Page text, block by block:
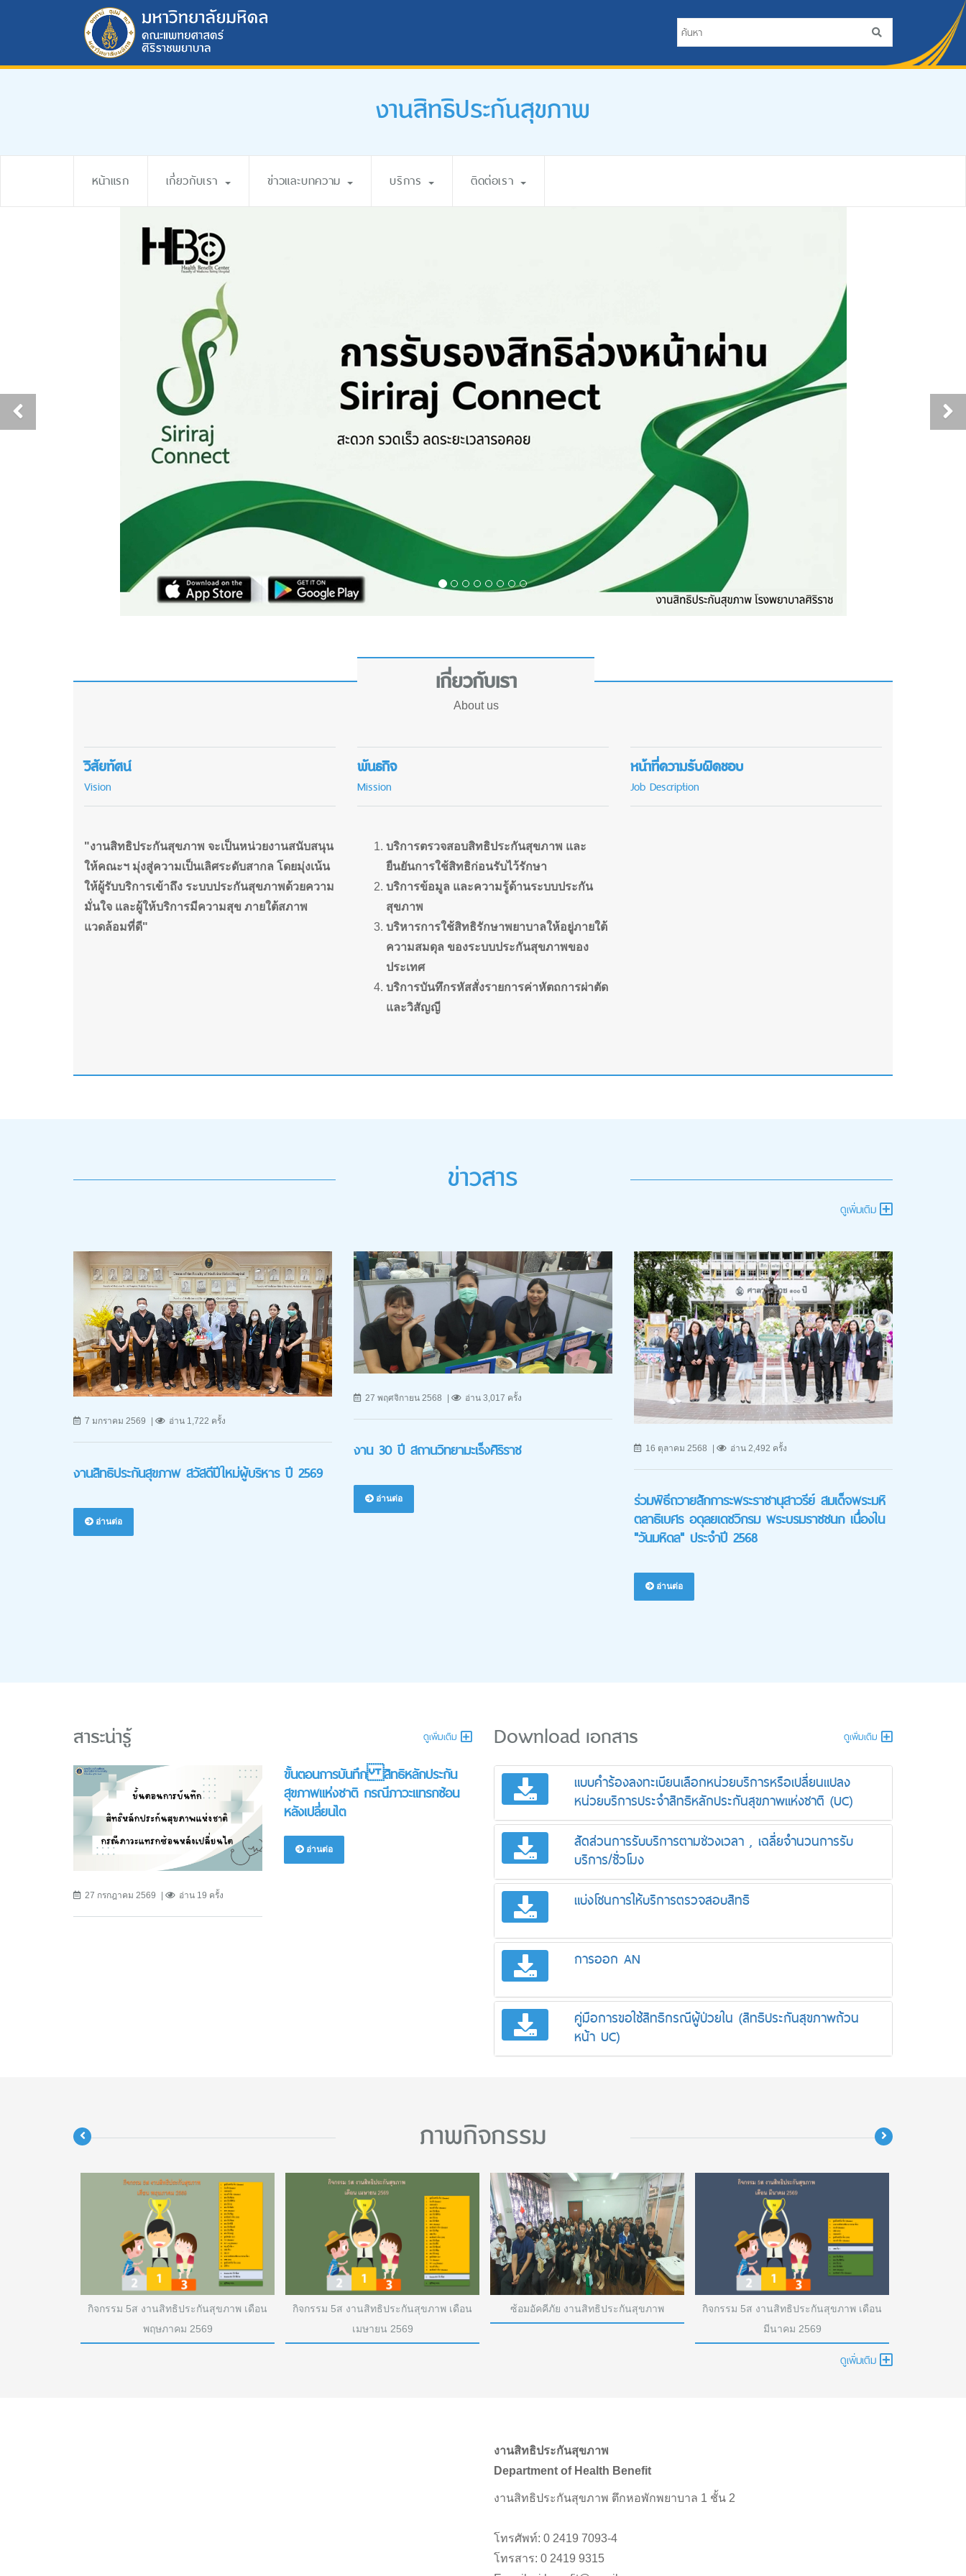
งานสิทธิประกันสุขภาพ
หน้าแรก เกี่ยวกับเรา ข่าวและบทความ บริการ ติดต่อเรา
เกี่ยวกับเรา
About us
วิสัยทัศน์
Vision
"งานสิทธิประกันสุขภาพ จะเป็นหน่วยงานสนับสนุน
ให้คณะฯ มุ่งสู่ความเป็นเลิศระดับสากล โดยมุ่งเน้น
ให้ผู้รับบริการเข้าถึง ระบบประกันสุขภาพด้วยความ
มั่นใจ และผู้ให้บริการมีความสุข ภายใต้สภาพ
แวดล้อมที่ดี"
พันธกิจ
Mission
บริการตรวจสอบสิทธิประกันสุขภาพ และ
ยืนยันการใช้สิทธิก่อนรับไว้รักษา
บริการข้อมูล และความรู้ด้านระบบประกัน
สุขภาพ
บริหารการใช้สิทธิรักษาพยาบาลให้อยู่ภายใต้
ความสมดุล ของระบบประกันสุขภาพของ
ประเทศ
บริการบันทึกรหัสสั่งรายการค่าหัตถการผ่าตัด
และวิสัญญี
หน้าที่ความรับผิดชอบ
Job Description
ข่าวสาร
ดูเพิ่มเติม
7 มกราคม 2569 อ่าน 1,722 ครั้ง
งานสิทธิประกันสุขภาพ สวัสดีปีใหม่ผู้บริหาร ปี 2569
อ่านต่อ
27 พฤศจิกายน 2568 อ่าน 3,017 ครั้ง
งาน 30 ปี สถานวิทยามะเร็งศิริราช
อ่านต่อ
16 ตุลาคม 2568 อ่าน 2,492 ครั้ง
ร่วมพิธีถวายสักการะพระราชานุสาวรีย์ สมเด็จพระมหิ
ตลาธิเบศร อดุลยเดชวิกรม พระบรมราชชนก เนื่องใน
"วันมหิดล" ประจำปี 2568
อ่านต่อ
สาระน่ารู้ ดูเพิ่มเติม
27 กรกฎาคม 2569 อ่าน 19 ครั้ง
ขั้นตอนการบันทึก สิทธิหลักประกัน
สุขภาพแห่งชาติ กรณีภาวะแทรกซ้อน
หลังเปลี่ยนไต
อ่านต่อ
Download เอกสาร ดูเพิ่มเติม
แบบคำร้องลงทะเบียนเลือกหน่วยบริการหรือเปลี่ยนแปลง
หน่วยบริการประจำสิทธิหลักประกันสุขภาพแห่งชาติ (UC)
สัดส่วนการรับบริการตามช่วงเวลา , เฉลี่ยจำนวนการรับ
บริการ/ชั่วโมง
แบ่งโซนการให้บริการตรวจสอบสิทธิ
การออก AN
คู่มือการขอใช้สิทธิกรณีผู้ป่วยใน (สิทธิประกันสุขภาพถ้วน
หน้า UC)
ภาพกิจกรรม
กิจกรรม 5ส งานสิทธิประกันสุขภาพ เดือน
พฤษภาคม 2569
กิจกรรม 5ส งานสิทธิประกันสุขภาพ เดือน
เมษายน 2569
ซ้อมอัคคีภัย งานสิทธิประกันสุขภาพ
กิจกรรม 5ส งานสิทธิประกันสุขภาพ เดือน
มีนาคม 2569
ดูเพิ่มเติม
งานสิทธิประกันสุขภาพ
Department of Health Benefit
งานสิทธิประกันสุขภาพ ตึกหอพักพยาบาล 1 ชั้น 2
โทรศัพท์: 0 2419 7093-4
โทรสาร: 0 2419 9315